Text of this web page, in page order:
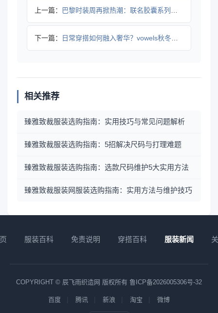
上一篇： 巴黎时装周再掀热潮：联名胶囊系列如何将自然美学融入都市户外？
下一篇： 日常穿搭如何融入奢华？vowels秋冬系列解读
相关推荐
臻雅致裁服装选购指南：实用技巧与常见问题解析
臻雅致裁服装选购指南：5招解决尺码与打理难题
臻雅致裁服装选购指南：选款尺码维护5大实用方法
臻雅致裁服装网服装选购指南：实用方法与维护技巧
服装百科 免责说明 穿搭百科 服装新闻
COPYRIGHT © 辰飞雨织造网 版权所有 鲁ICP备2026005306号-32
百度 腾讯 新浪 淘宝 微博